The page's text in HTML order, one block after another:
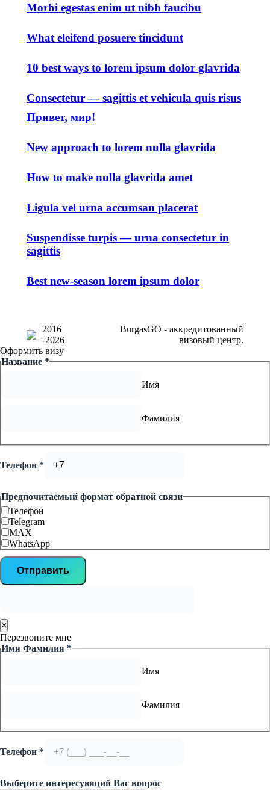
Morbi egestas enim ut nibh faucibu
What eleifend posuere tincidunt
10 best ways to lorem ipsum dolor glavrida
Consectetur — sagittis et vehicula quis risus
Привет, мир!
New approach to lorem nulla glavrida
How to make nulla glavrida amet
Ligula vel urna accumsan placerat
Suspendisse turpis — urna consectetur in
sagittis
Best new-season lorem ipsum dolor
2016
-2026
BurgasGO - аккредитованный
визовый центр.
Оформить визу
Название *
Имя
Фамилия
Телефон *
Предпочитаемый формат обратной связи
Телефон
Telegram
MAX
WhatsApp
Отправить
×
Перезвоните мне
Имя Фамилия *
Имя
Фамилия
Телефон *
Выберите интересующий Вас вопрос